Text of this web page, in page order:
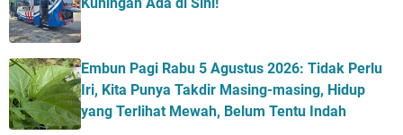
Embun Pagi Rabu 5 Agustus 2026: Tidak Perlu
Iri, Kita Punya Takdir Masing-masing, Hidup
yang Terlihat Mewah, Belum Tentu Indah